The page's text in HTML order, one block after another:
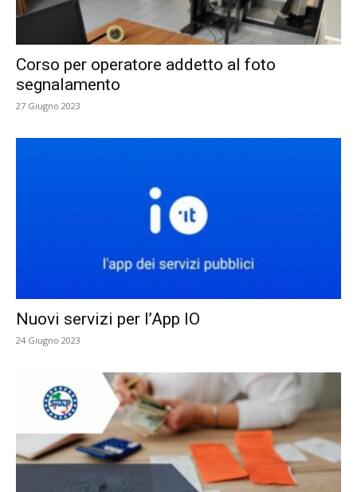
Corso per operatore addetto al foto
segnalamento
27 Giugno 2023
Nuovi servizi per l’App IO
24 Giugno 2023